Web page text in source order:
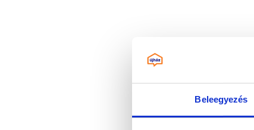
Beleegyezés